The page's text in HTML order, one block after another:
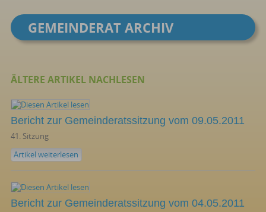
GEMEINDERAT ARCHIV
ÄLTERE ARTIKEL NACHLESEN
Bericht zur Gemeinderatssitzung vom 09.05.2011
41. Sitzung
Artikel weiterlesen
Bericht zur Gemeinderatssitzung vom 04.05.2011